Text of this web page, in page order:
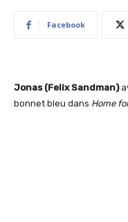
Facebook
Jonas (Felix Sandman)
bonnet bleu dans Home